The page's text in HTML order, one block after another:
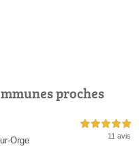
proches
Orge
5,0 étoiles sur 5
11 avis